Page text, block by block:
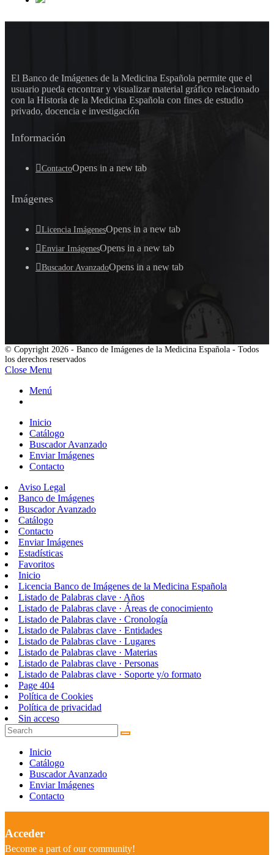
El Banco de Imágenes de la Medicina Española permite que el
usuario pueda encontrar y visualizar material gráfico relacionado
con la Historia de la Medicina Española con fines de estudio
privado, docencia e investigación
Información
ContactoOpens in a new tab
Imágenes
Licencia ImágenesOpens in a new tab
Enviar ImágenesOpens in a new tab
Buscador AvanzadoOpens in a new tab
© Copyright 2026 - Banco de Imágenes de la Medicina Española - Todos
los derechos reservados
Close Menu
Menú
Inicio
Catálogo
Buscador Avanzado
Enviar Imágenes
Contacto
Aviso Legal
Banco de Imágenes
Buscador Avanzado
Catálogo
Contacto
Enviar Imágenes
Estadísticas
Favoritos
Inicio
Licencia Banco de Imágenes de la Medicina Española
Listado de Palabras clave · Años
Listado de Palabras clave · Áreas de conocimiento
Listado de Palabras clave · Cronología
Listado de Palabras clave · Entidades
Listado de Palabras clave · Lugares
Listado de Palabras clave · Materias
Listado de Palabras clave · Personas
Listado de Palabras clave · Soporte y/o formato
Page 404
Política de Cookies
Política de privacidad
Sin acceso
Inicio
Catálogo
Buscador Avanzado
Enviar Imágenes
Contacto
Acceder
Become a part of our community!